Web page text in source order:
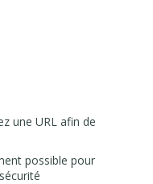
une URL afin de
possible pour